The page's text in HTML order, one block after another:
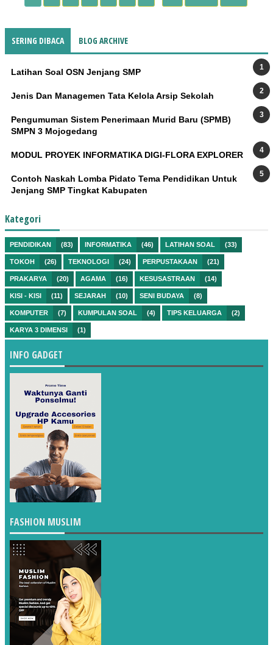
SERING DIBACA BLOG ARCHIVE
Latihan Soal OSN Jenjang SMP
Jenis Dan Managemen Tata Kelola Arsip Sekolah
Pengumuman Sistem Penerimaan Murid Baru (SPMB)
SMPN 3 Mojogedang
MODUL PROYEK INFORMATIKA DIGI-FLORA EXPLORER
Contoh Naskah Lomba Pidato Tema Pendidikan Untuk
Jenjang SMP Tingkat Kabupaten
Kategori
PENDIDIKAN (83) INFORMATIKA (46) LATIHAN SOAL (33)
TOKOH (26) TEKNOLOGI (24) PERPUSTAKAAN (21)
PRAKARYA (20) AGAMA (16) KESUSASTRAAN (14)
KISI - KISI (11) SEJARAH (10) SENI BUDAYA (8)
KOMPUTER (7) KUMPULAN SOAL (4) TIPS KELUARGA (2)
KARYA 3 DIMENSI (1)
INFO GADGET
FASHION MUSLIM